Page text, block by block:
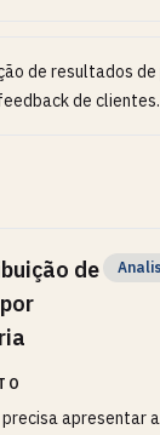
de resultados de
de clientes.
de
apresentar